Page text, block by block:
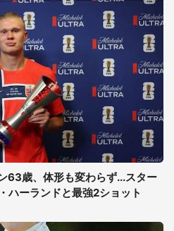
63歳、体形も変わらず...スター
ハーランドと最強2ショット